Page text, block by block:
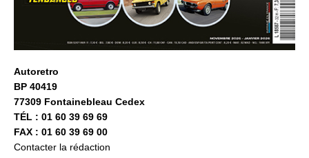
Autoretro
BP 40419
77309 Fontainebleau Cedex
TÉL : 01 60 39 69 69
FAX : 01 60 39 69 00
Contacter la rédaction